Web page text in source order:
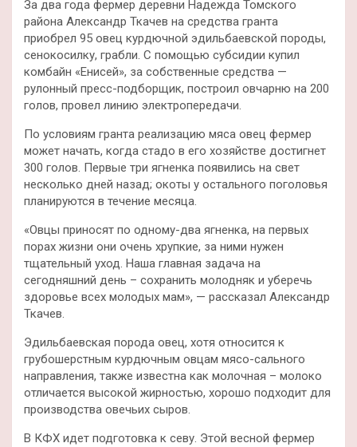
За два года фермер деревни Надежда Томского
района Александр Ткачев на средства гранта
приобрел 95 овец курдючной эдильбаевской породы,
сенокосилку, грабли. С помощью субсидии купил
комбайн «Енисей», за собственные средства —
рулонный пресс-подборщик, построил овчарню на 200
голов, провел линию электропередачи.
По условиям гранта реализацию мяса овец фермер
может начать, когда стадо в его хозяйстве достигнет
300 голов. Первые три ягненка появились на свет
несколько дней назад; окоты у остального поголовья
планируются в течение месяца.
«Овцы приносят по одному-два ягненка, на первых
порах жизни они очень хрупкие, за ними нужен
тщательный уход. Наша главная задача на
сегодняшний день – сохранить молодняк и уберечь
здоровье всех молодых мам», — рассказал Александр
Ткачев.
Эдильбаевская порода овец, хотя относится к
грубошерстным курдючным овцам мясо-сального
направления, также известна как молочная – молоко
отличается высокой жирностью, хорошо подходит для
производства овечьих сыров.
В КФХ идет подготовка к севу. Этой весной фермер